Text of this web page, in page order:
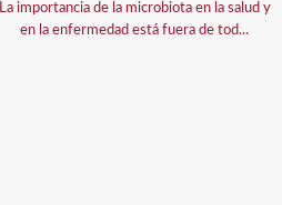
La importancia de la microbiota en la salud y
en la enfermedad está fuera de tod...